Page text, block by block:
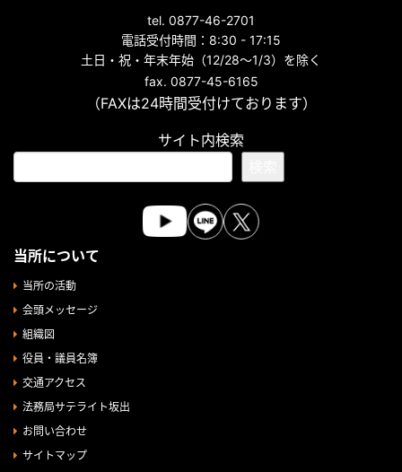
tel. 0877-46-2701
電話受付時間：8:30 - 17:15
土日・祝・年末年始（12/28～1/3）を除く
fax. 0877-45-6165
（FAXは24時間受付けております）
サイト内検索
当所について
当所の活動
会頭メッセージ
組織図
役員・議員名簿
交通アクセス
法務局サテライト坂出
お問い合わせ
サイトマップ